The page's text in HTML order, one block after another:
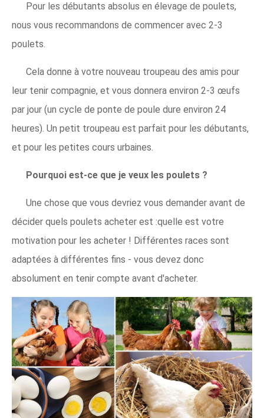
Pour les débutants absolus en élevage de poulets,
nous vous recommandons de commencer avec 2-3
poulets.
Cela donne à votre nouveau troupeau des amis pour
leur tenir compagnie, et vous donnera environ 2-3 œufs
par jour (un cycle de ponte de poule dure environ 24
heures). Un petit troupeau est parfait pour les débutants,
et pour les petites cours urbaines.
Pourquoi est-ce que je veux les poulets ?
Une chose que vous devriez vous demander avant de
décider quels poulets acheter est :quelle est votre
motivation pour les acheter ! Différentes races sont
adaptées à différentes fins - vous devez donc
absolument en tenir compte avant d'acheter.